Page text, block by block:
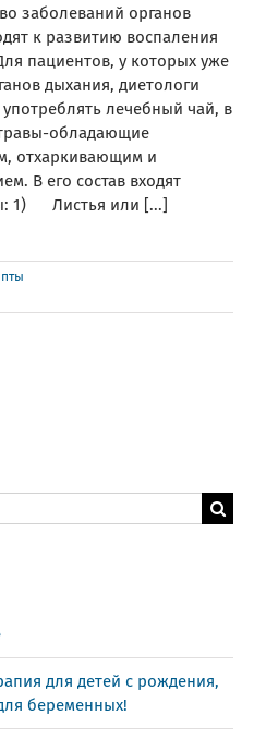
заболеваний органов
к развитию воспаления
пациентов, у которых уже
дыхания, диетологи
лечебный чай, в
травы-обладающие
отхаркивающим и
В его состав входят
1) Листья или [...]
для детей с рождения,
беременных!